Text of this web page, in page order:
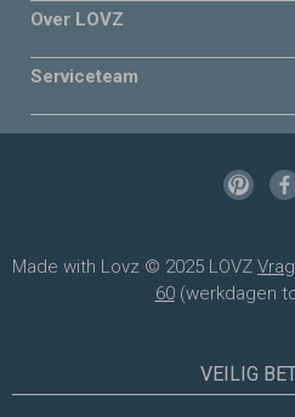
Over LOVZ
Serviceteam
Made with Lovz © 2025 LOVZ
60(werkdagen
VEILIG